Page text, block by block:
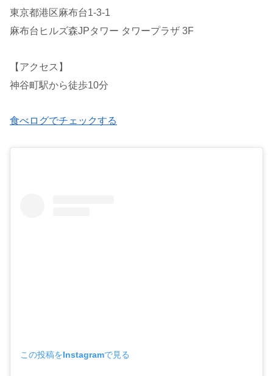
東京都港区麻布台1-3-1
麻布台ヒルズ森JPタワー タワープラザ 3F
【アクセス】
神谷町駅から徒歩10分
食べログでチェックする
この投稿をInstagramで見る